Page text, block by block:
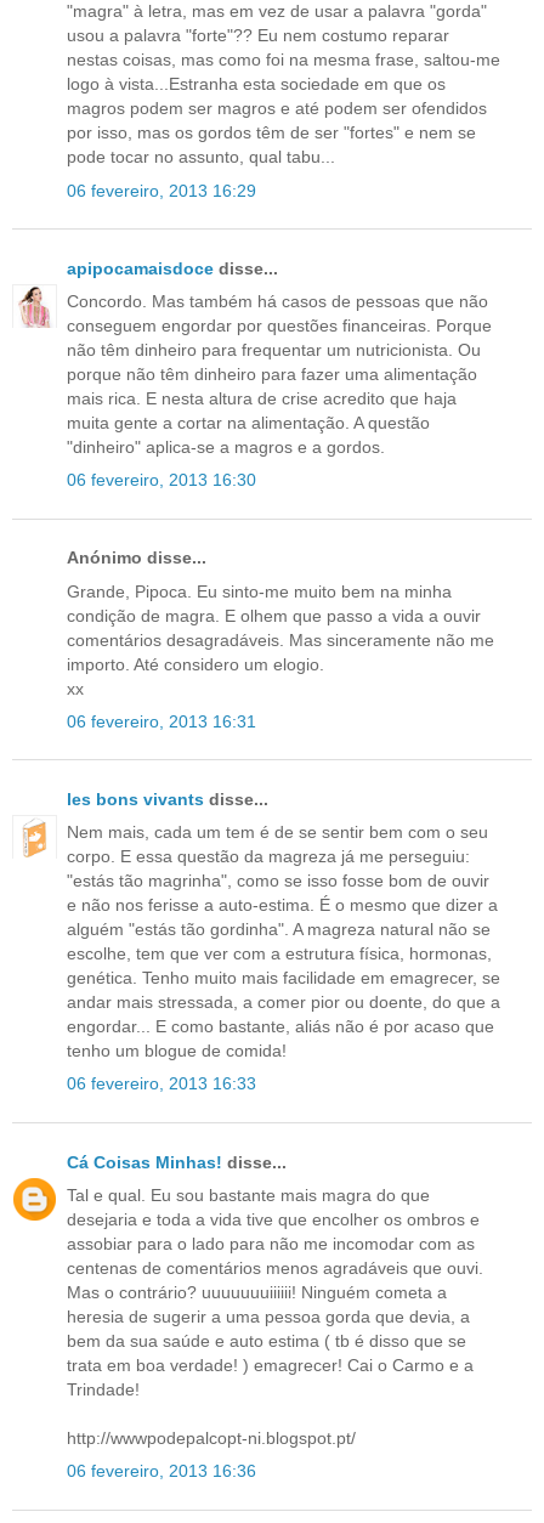
"magra" à letra, mas em vez de usar a palavra "gorda"
usou a palavra "forte"?? Eu nem costumo reparar
nestas coisas, mas como foi na mesma frase, saltou-me
logo à vista...Estranha esta sociedade em que os
magros podem ser magros e até podem ser ofendidos
por isso, mas os gordos têm de ser "fortes" e nem se
pode tocar no assunto, qual tabu...
06 fevereiro, 2013 16:29
apipocamaisdoce disse...
Concordo. Mas também há casos de pessoas que não
conseguem engordar por questões financeiras. Porque
não têm dinheiro para frequentar um nutricionista. Ou
porque não têm dinheiro para fazer uma alimentação
mais rica. E nesta altura de crise acredito que haja
muita gente a cortar na alimentação. A questão
"dinheiro" aplica-se a magros e a gordos.
06 fevereiro, 2013 16:30
Anónimo disse...
Grande, Pipoca. Eu sinto-me muito bem na minha
condição de magra. E olhem que passo a vida a ouvir
comentários desagradáveis. Mas sinceramente não me
importo. Até considero um elogio.
xx
06 fevereiro, 2013 16:31
les bons vivants disse...
Nem mais, cada um tem é de se sentir bem com o seu
corpo. E essa questão da magreza já me perseguiu:
"estás tão magrinha", como se isso fosse bom de ouvir
e não nos ferisse a auto-estima. É o mesmo que dizer a
alguém "estás tão gordinha". A magreza natural não se
escolhe, tem que ver com a estrutura física, hormonas,
genética. Tenho muito mais facilidade em emagrecer, se
andar mais stressada, a comer pior ou doente, do que a
engordar... E como bastante, aliás não é por acaso que
tenho um blogue de comida!
06 fevereiro, 2013 16:33
Cá Coisas Minhas! disse...
Tal e qual. Eu sou bastante mais magra do que
desejaria e toda a vida tive que encolher os ombros e
assobiar para o lado para não me incomodar com as
centenas de comentários menos agradáveis que ouvi.
Mas o contrário? uuuuuuuiiiiii! Ninguém cometa a
heresia de sugerir a uma pessoa gorda que devia, a
bem da sua saúde e auto estima ( tb é disso que se
trata em boa verdade! ) emagrecer! Cai o Carmo e a
Trindade!
http://wwwpodepalcopt-ni.blogspot.pt/
06 fevereiro, 2013 16:36